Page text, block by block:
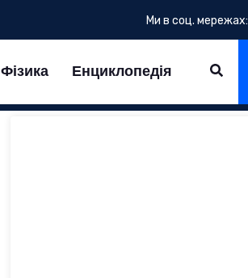
Ми в соц. мережах:
Фізика Енциклопедія